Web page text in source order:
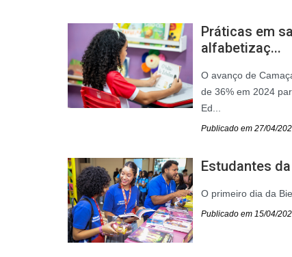
Práticas em
alfabetizaç...
O avanço de
de 36% em 2024
Ed...
Publicado em 27/04/
Estudantes
O primeiro dia da
Publicado em 15/04/